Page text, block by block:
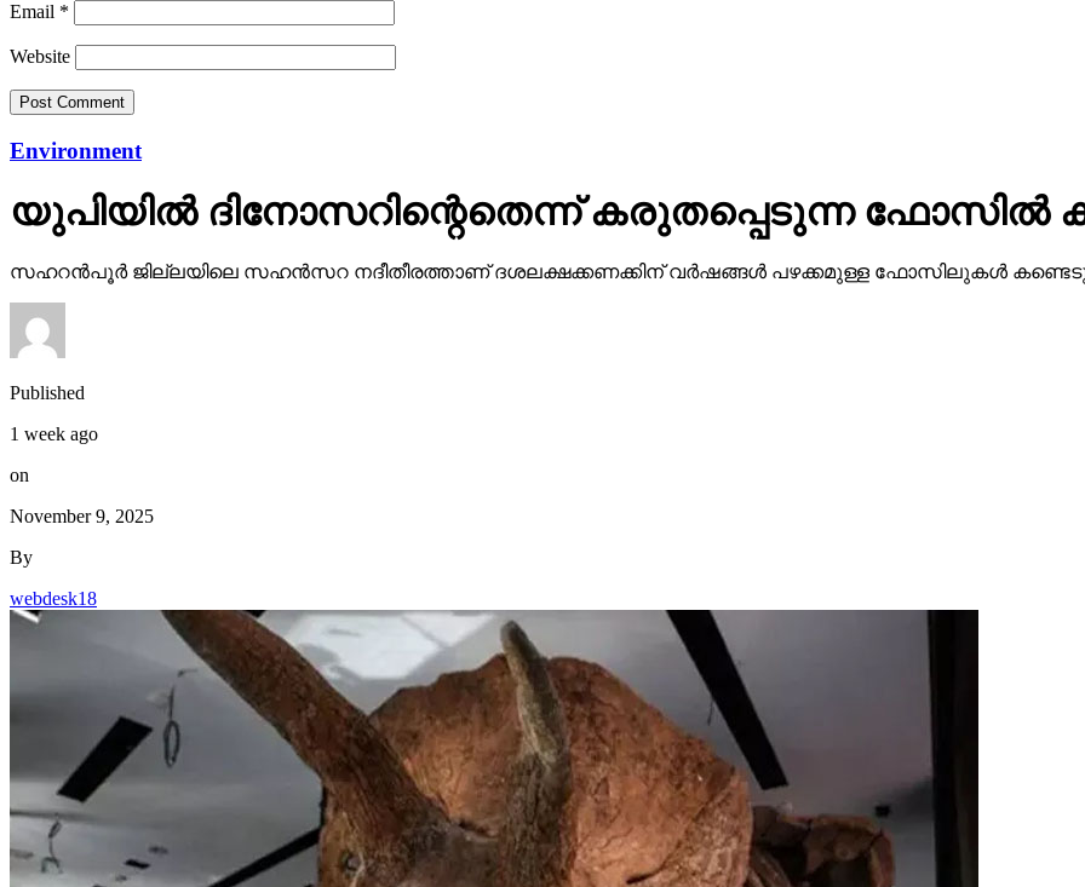
Email *
Website
Environment
യുപിയില്‍ ദിനോസറിന്റെതെന്ന് കരുതപ്പെടുന്ന ഫോസില്‍
സഹറന്‍പൂര്‍ ജില്ലയിലെ സഹന്‍സറ നദീതീരത്താണ് ദശലക്ഷക്കണക്കിന് വര്‍ഷങ്ങള്‍ പഴക്കമുള്ള ഫോസിലുകള്‍
Published
1 week ago
on
November 9, 2025
By
webdesk18